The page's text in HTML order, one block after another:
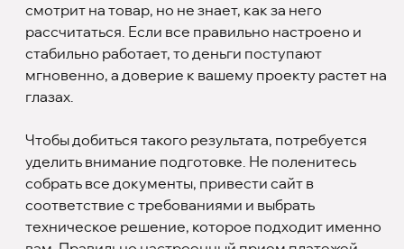
смотрит на товар, но не знает, как за него
рассчитаться. Если все правильно настроено и
стабильно работает, то деньги поступают
мгновенно, а доверие к вашему проекту растет на
глазах.
Чтобы добиться такого результата, потребуется
уделить внимание подготовке. Не поленитесь
собрать все документы, привести сайт в
соответствие с требованиями и выбрать
техническое решение, которое подходит именно